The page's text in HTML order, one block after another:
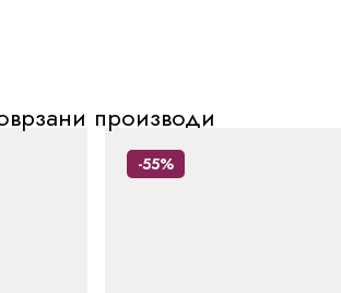
производи
-55%